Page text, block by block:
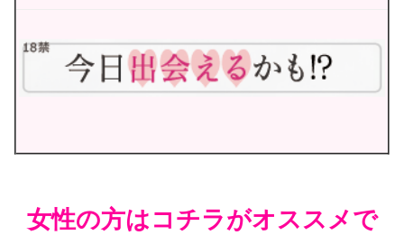
女性の方はコチラがオススメで